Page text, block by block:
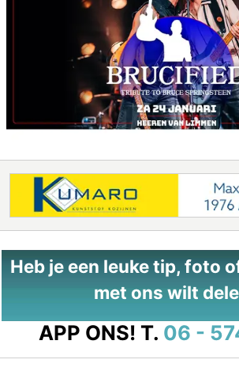
Heb je een leuke tip, foto
met ons wilt
APP ONS! T. 06 -